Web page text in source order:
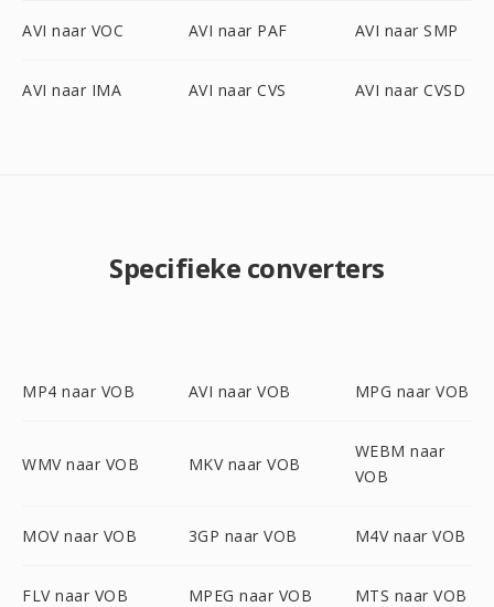
AVI naar VOC AVI naar PAF AVI naar SMP
AVI naar IMA AVI naar CVS AVI naar CVSD
Specifieke converters
MP4 naar VOB AVI naar VOB MPG naar VOB
WMV naar VOB MKV naar VOB
WEBM naar
VOB
MOV naar VOB 3GP naar VOB M4V naar VOB
FLV naar VOB MPEG naar VOB MTS naar VOB